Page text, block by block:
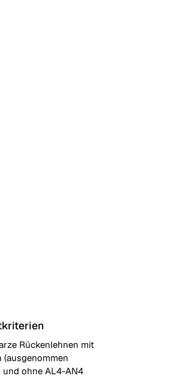
Rückenlehnen mit
(ausgenommen
ohne AL4-AN4